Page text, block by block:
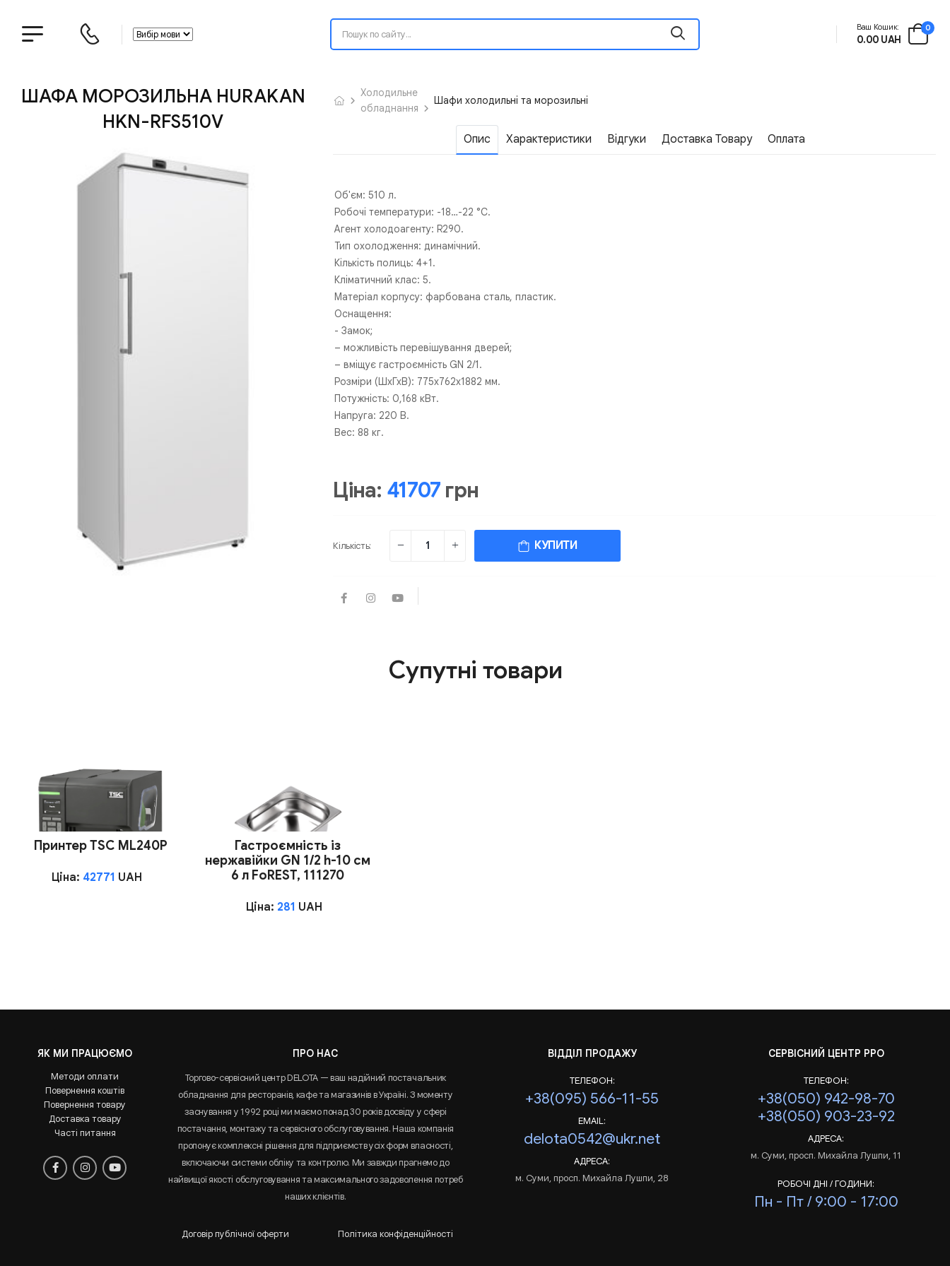
Ваш Кошик:
0.00 UAH
0
ШАФА МОРОЗИЛЬНА HURAKAN
HKN-RFS510V
Холодильне
обладнання
Шафи холодильні та морозильні
Опис Характеристики Відгуки Доставка Товару Оплата
Об'єм: 510 л.
Робочі температури: -18…-22 °C.
Агент холодоагенту: R290.
Тип охолодження: динамічний.
Кількість полиць: 4+1.
Кліматичний клас: 5.
Матеріал корпусу: фарбована сталь, пластик.
Оснащення:
- Замок;
– можливість перевішування дверей;
– вміщує гастроємність GN 2/1.
Розміри (ШхГхВ): 775х762х1882 мм.
Потужність: 0,168 кВт.
Напруга: 220 В.
Вес: 88 кг.
Ціна: 41707 грн
Кількість: КУПИТИ
Супутні товари
Принтер TSC ML240P
Ціна: 42771 UAH
Гастроємність із
нержавійки GN 1/2 h-10 см
6 л FoREST, 111270
Ціна:281 UAH
ЯК МИ ПРАЦЮЄМО
Методи оплати
Повернення коштів
Повернення товару
Доставка товару
Часті питання
ПРО НАС
Торгово-сервісний центр DELOTA — ваш надійний постачальник
обладнання для ресторанів, кафе та магазинів в Україні. З моменту
заснування у 1992 році ми маємо понад 30 років досвіду у сфері
постачання, монтажу та сервісного обслуговування. Наша компанія
пропонує комплексні рішення для підприємств усіх форм власності,
включаючи системи обліку та контролю. Ми завжди прагнемо до
найвищої якості обслуговування та максимального задоволення потреб
наших клієнтів.
Договір публічної оферти Політика конфіденційності
ВІДДІЛ ПРОДАЖУ
ТЕЛЕФОН:
+38(095) 566-11-55
EMAIL:
delota0542@ukr.net
АДРЕСА:
м. Суми, просп. Михайла Лушпи, 28
СЕРВІСНИЙ ЦЕНТР РРО
ТЕЛЕФОН:
+38(050) 942-98-70
+38(050) 903-23-92
АДРЕСА:
м. Суми, просп. Михайла Лушпи, 11
РОБОЧІ ДНІ / ГОДИНИ:
Пн - Пт / 9:00 - 17:00